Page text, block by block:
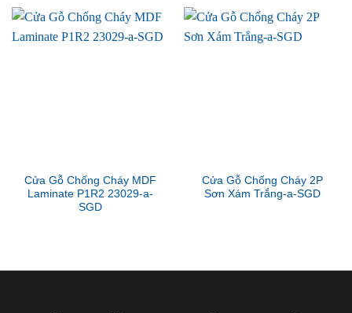
Cửa Gỗ Chống Cháy MDF
Laminate P1R2 23029-a-
SGD
Cửa Gỗ Chống Cháy 2P
Sơn Xám Trắng-a-SGD